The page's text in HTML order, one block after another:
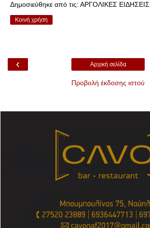
Δημοσιεύθηκε από τις: ΑΡΓΟΛΙΚΕΣ ΕΙΔΗΣΕΙΣ
Κοινή χρήση
‹ Αρχική σελίδα
Προβολή έκδοσης ιστού